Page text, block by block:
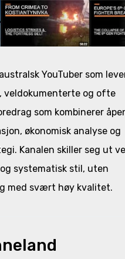
YouTuber som
veldokumenterte og ofte
som kombinerer
økonomisk analyse og
Kanalen skiller seg ut
systematisk stil, uten
med svært høy kvalitet.